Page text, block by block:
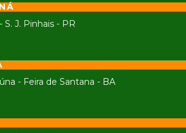
S. J. Pinhais - PR
- Feira de Santana - BA